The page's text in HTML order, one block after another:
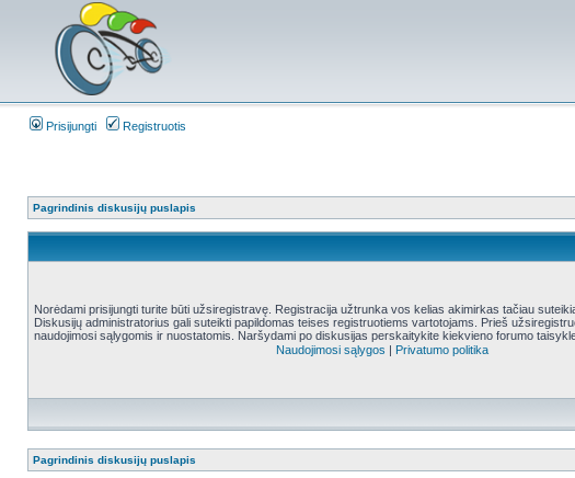
Prisijungti Registruotis
Pagrindinis diskusijų puslapis
Norėdami prisijungti turite būti užsiregistravę. Registracija užtrunka vos kelias akimirkas tačiau
Diskusijų administratorius gali suteikti papildomas teises registruotiems vartotojams. Prieš
naudojimosi sąlygomis ir nuostatomis. Naršydami po diskusijas perskaitykite kiekvieno forumo
Naudojimosi sąlygos | Privatumo politika
Pagrindinis diskusijų puslapis